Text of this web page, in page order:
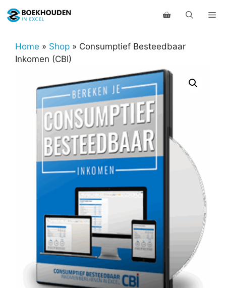
naar
inhoudHome » Shop » Consumptief Besteedbaar
Inkomen (CBI)